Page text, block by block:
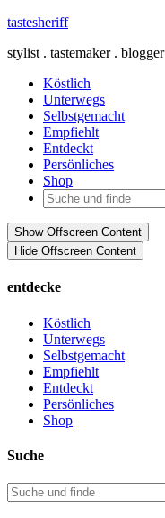
tastesheriff
stylist . tastemaker . blogger
Köstlich
Unterwegs
Selbstgemacht
Empfiehlt
Entdeckt
Persönliches
Shop
Show Offscreen Content
Hide Offscreen Content
entdecke
Köstlich
Unterwegs
Selbstgemacht
Empfiehlt
Entdeckt
Persönliches
Shop
Suche